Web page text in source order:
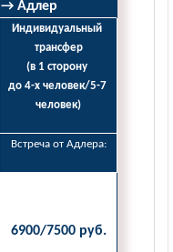
Адлер
Индивидуальный
трансфер
(в 1 сторону
до 4-х человек/5-7
человек)
Встреча от Адлера:
6900/7500 руб.